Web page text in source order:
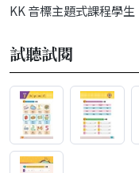
KK 音標主題式課程學生
試聽試閱